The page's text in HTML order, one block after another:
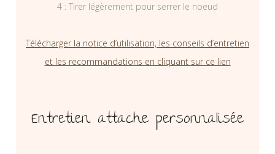
4 : Tirer légèrement pour serrer le noeud
Télécharger la notice d’utilisation, les conseils d’entretien
et les recommandations en cliquant sur ce lien
Entretien attache personnalisée